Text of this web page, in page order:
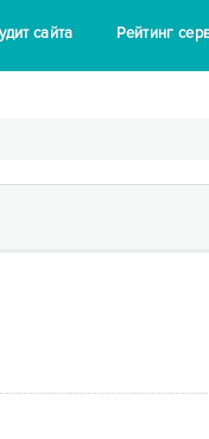
сайта Рейтинг